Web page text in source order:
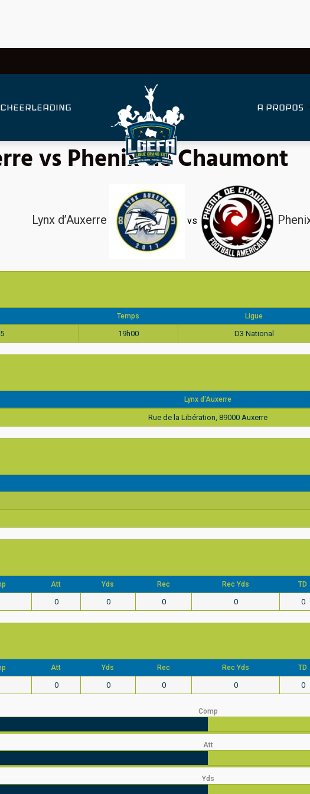
CHEERLEADING A PROPOS
vs Phenix de Chaumont
Lynx d’Auxerre vs
Temps Ligue
19h00 D3 National
Lynx d'Auxerre
Rue de la Libération, 89000 Auxerre
Att Yds Rec Rec Yds TD
0 0 0 0 0
Att Yds Rec Rec Yds TD
0 0 0 0 0
Comp
Att
Yds